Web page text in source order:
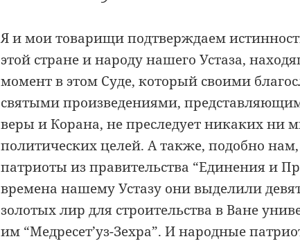
Я и мои товарищи подтверждаем
этой стране и народу нашего Устаза,
момент в этом Суде, который своими
святыми произведениями,
веры и Корана, не преследует никаких ни
политических целей. А также, подобно
патриоты из правительства “Единения и
времена нашему Устазу они выделили
золотых лир для строительства в Ване
им “Медресет’уз-Зехра”. И народные